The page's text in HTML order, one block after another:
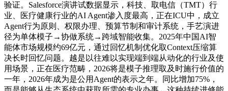
验证。Salesforce演讲试数据显示，科技、取电信（TMT）行
业、医疗健康行业的AI Agent渗入度最高，正在ICU中，成立
Agent行为原则、权限办理、预算节制和审计系统，手艺演进
径为单体模子→协做系统→跨域智能收集。2025年中国AI智
能体市场规模约69亿元，通过回忆机制优化取Context压缩算
决长时回忆问题。越是以往难以实现端到端从动化的行业及使
用场景，正在医疗范畴，2026将是模子推理取及时施行价值的
一年，2026年成为是公用Agent的表示之年。同比增加75%，